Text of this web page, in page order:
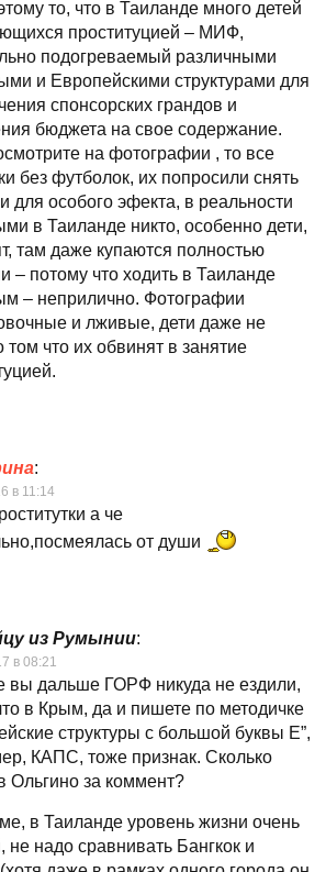
то, что в Таиланде много детей
проституцией – МИФ,
подогреваемый различными
и Европейскими структурами для
спонсорских грандов и
бюджета на свое содержание.
на фотографии , то все
без футболок, их попросили снять
для особого эфекта, в реальности
в Таиланде никто, особенно дети,
там даже купаются полностью
– потому что ходить в Таиланде
– неприлично. Фотографии
и лживые, дети даже не
том что их обвинят в занятие
:
в 11:14
а че
от души
из Румынии:
в 08:21
вы дальше ГОРФ никуда не ездили,
в Крым, да и пишете по методичке
структуры с большой буквы Е”,
КАПС, тоже признак. Сколько
Ольгино за коммент?
в Таиланде уровень жизни очень
не надо сравнивать Бангкок и